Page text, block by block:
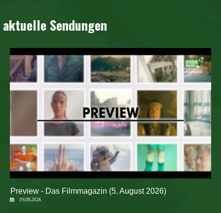
aktuelle Sendungen
Preview - Das Filmmagazin (5. August 2026)
05.08.2026